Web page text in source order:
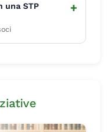
una STP
+